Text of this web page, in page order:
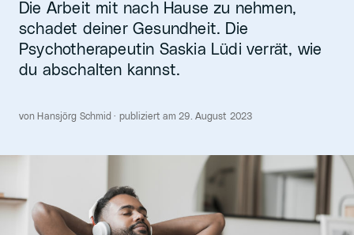
Die Arbeit mit nach Hause zu nehmen,
schadet deiner Gesundheit. Die
Psychotherapeutin Saskia Lüdi verrät, wie
du abschalten kannst.
von Hansjörg Schmid · publiziert am 29. August 2023